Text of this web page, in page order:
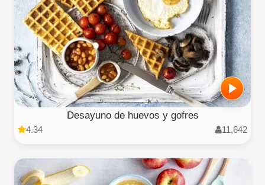
Desayuno de huevos y gofres
4.34 11,642